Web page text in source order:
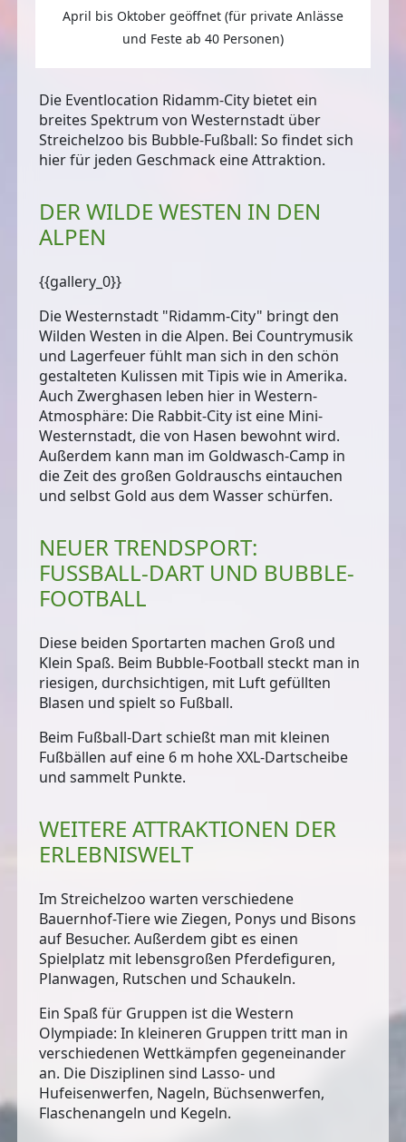
April bis Oktober geöffnet (für private Anlässe
und Feste ab 40 Personen)
Die Eventlocation Ridamm-City bietet ein
breites Spektrum von Westernstadt über
Streichelzoo bis Bubble-Fußball: So findet sich
hier für jeden Geschmack eine Attraktion.
DER WILDE WESTEN IN DEN
ALPEN
{{gallery_0}}
Die Westernstadt "Ridamm-City" bringt den
Wilden Westen in die Alpen. Bei Countrymusik
und Lagerfeuer fühlt man sich in den schön
gestalteten Kulissen mit Tipis wie in Amerika.
Auch Zwerghasen leben hier in Western-
Atmosphäre: Die Rabbit-City ist eine Mini-
Westernstadt, die von Hasen bewohnt wird.
Außerdem kann man im Goldwasch-Camp in
die Zeit des großen Goldrauschs eintauchen
und selbst Gold aus dem Wasser schürfen.
NEUER TRENDSPORT:
FUSSBALL-DART UND BUBBLE-F
OOTBALL
Diese beiden Sportarten machen Groß und
Klein Spaß. Beim Bubble-Football steckt man in
riesigen, durchsichtigen, mit Luft gefüllten
Blasen und spielt so Fußball.
Beim Fußball-Dartschießt man mit kleinen
Fußbällen auf eine 6 m hohe XXL-Dartscheibe
und sammelt Punkte.
WEITERE ATTRAKTIONEN DER
ERLEBNISWELT
ImStreichelzoo warten verschiedene
Bauernhof-Tiere wie Ziegen, Ponys und Bisons
auf Besucher. Außerdem gibt es einen
Spielplatz mit lebensgroßen Pferdefiguren,
Planwagen, Rutschen und Schaukeln.
Ein Spaß für Gruppen ist dieWestern
Olympiade: In kleineren Gruppen tritt man in
verschiedenen Wettkämpfen gegeneinander
an. Die Disziplinen sind Lasso- und
Hufeisenwerfen, Nageln, Büchsenwerfen,
Flaschenangeln und Kegeln.